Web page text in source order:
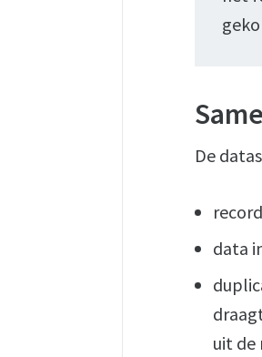
De
data
uit